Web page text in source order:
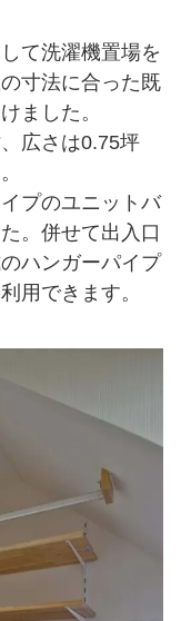
て洗濯機置場を
寸法に合った既
ました。
広さは0.75坪
プのユニットバ
。併せて出入口
ハンガーパイプ
用できます。